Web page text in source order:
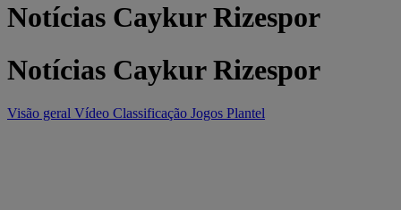
Notícias Caykur Rizespor
Notícias Caykur Rizespor
Visão geral Vídeo Classificação Jogos Plantel